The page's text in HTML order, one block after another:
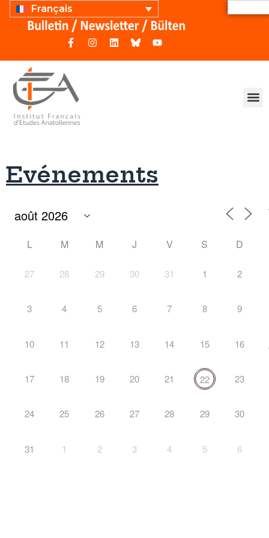
Français
Evénements
L M M J V S D
27 28 29 30 31 1 2
3 4 5 6 7 8 9
10 11 12 13 14 15 16
17 18 19 20 21 22 23
24 25 26 27 28 29 30
31 1 2 3 4 5 6